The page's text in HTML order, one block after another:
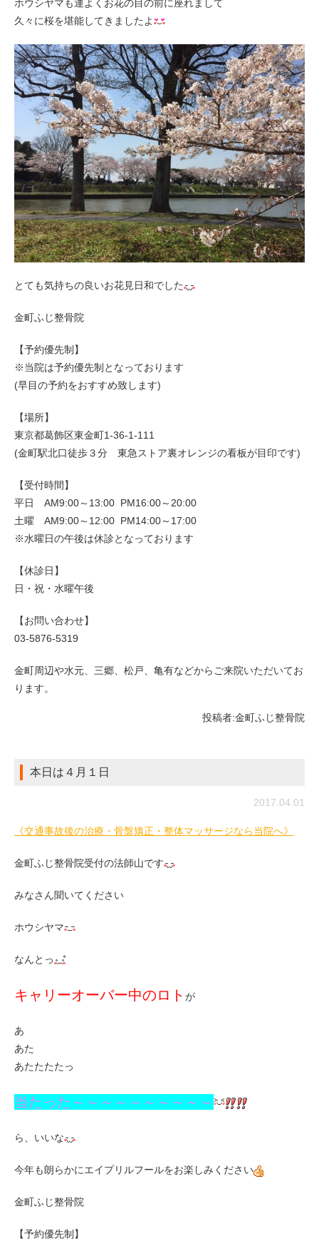
ホウシヤマも運よくお花の目の前に座れまして
久々に桜を堪能してきましたよ
とても気持ちの良いお花見日和でした
金町ふじ整骨院
【予約優先制】
※当院は予約優先制となっております
(早目の予約をおすすめ致します)
【場所】
東京都葛飾区東金町1-36-1-111
(金町駅北口徒歩３分 東急ストア裏オレンジの看板が目印です)
【受付時間】
平日 AM9:00～13:00 PM16:00～20:00
土曜 AM9:00～12:00 PM14:00～17:00
※水曜日の午後は休診となっております
【休診日】
日・祝・水曜午後
【お問い合わせ】
03-5876-5319
金町周辺や水元、三郷、松戸、亀有などからご来院いただいてお
ります。
投稿者:金町ふじ整骨院
本日は４月１日
2017.04.01
《交通事故後の治療・骨盤矯正・整体マッサージなら当院へ》
金町ふじ整骨院受付の法師山です
みなさん聞いてください
ホウシヤマ
なんとっ
キャリーオーバー中のロト が
あ
あた
あたたたたっ
当たった～～～～～～～～～～
ら、いいな
今年も朗らかにエイプリルフールをお楽しみください
金町ふじ整骨院
【予約優先制】